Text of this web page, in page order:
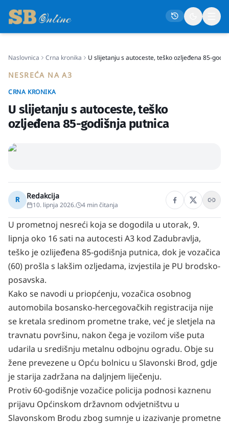
Politika
Gospodarstvo
Kultura
Naslovnica Crna kronika U slijetanju s autoceste, teško ozljeđena 85-
NESREĆA NA A3
CRNA KRONIKA
U slijetanju s autoceste, teško
ozljeđena 85-godišnja putnica
R Redakcija
10. lipnja 2026. 4 min čitanja
U prometnoj nesreći koja se dogodila u utorak, 9.
lipnja oko 16 sati na autocesti A3 kod Zadubravlja,
teško je ozlijeđena 85-godišnja putnica, dok je vozačica
(60) prošla s lakšim ozljedama, izvjestila je PU brodsko-
posavska.
Kako se navodi u priopćenju, vozačica osobnog
automobila bosansko-hercegovačkih registracija nije
se kretala sredinom prometne trake, već je sletjela na
travnatu površinu, nakon čega je vozilom više puta
udarila u središnju metalnu odbojnu ogradu. Obje su
žene prevezene u Opću bolnicu u Slavonski Brod, gdje
je starija zadržana na daljnjem liječenju.
Protiv 60-godišnje vozačice policija podnosi kaznenu
prijavu Općinskom državnom odvjetništvu u
Slavonskom Brodu zbog sumnje u izazivanje prometne